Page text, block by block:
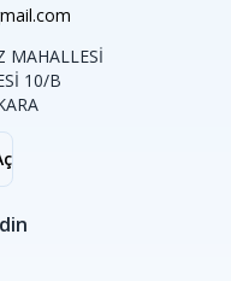
MAHALLESİ
10/B